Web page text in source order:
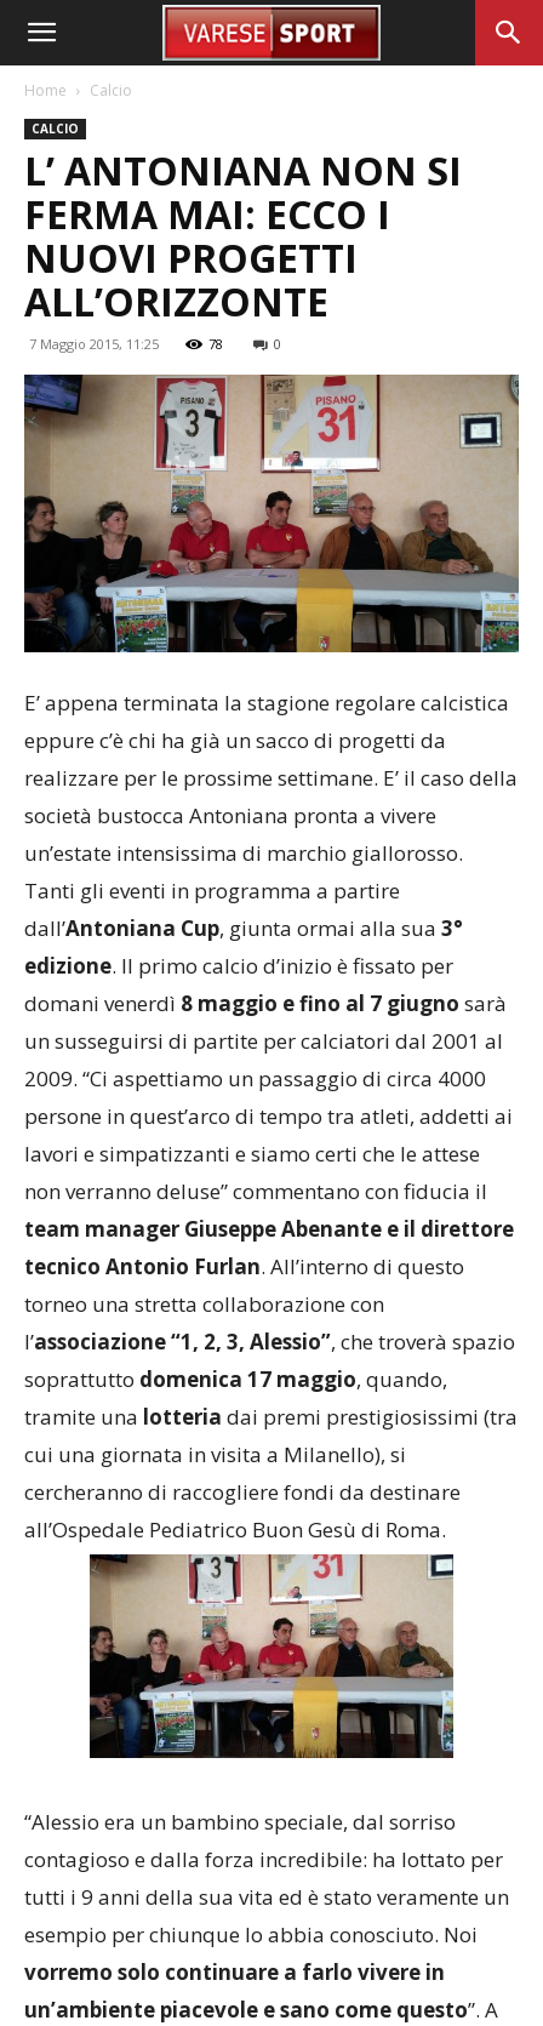
Home Calcio
CALCIO
L’ ANTONIANA NON SI
FERMA MAI: ECCO I
NUOVI PROGETTI
ALL’ORIZZONTE
7 Maggio 2015, 11:25 78 0
E’ appena terminata la stagione regolare calcistica
eppure c’è chi ha già un sacco di progetti da
realizzare per le prossime settimane. E’ il caso della
società bustocca Antoniana pronta a vivere
un’estate intensissima di marchio giallorosso.
Tanti gli eventi in programma a partire
dall’Antoniana Cup, giunta ormai alla sua 3°
edizione. Il primo calcio d’inizio è fissato per
domani venerdì 8 maggio e fino al 7 giugno sarà
un susseguirsi di partite per calciatori dal 2001 al
2009. “Ci aspettiamo un passaggio di circa 4000
persone in quest’arco di tempo tra atleti, addetti ai
lavori e simpatizzanti e siamo certi che le attese
non verranno deluse” commentano con fiducia il
team manager Giuseppe Abenante e il direttore
tecnico Antonio Furlan. All’interno di questo
torneo una stretta collaborazione con
l’associazione “1, 2, 3, Alessio”, che troverà spazio
soprattutto domenica 17 maggio, quando,
tramite una lotteria dai premi prestigiosissimi (tra
cui una giornata in visita a Milanello), si
cercheranno di raccogliere fondi da destinare
all’Ospedale Pediatrico Buon Gesù di Roma.
“Alessio era un bambino speciale, dal sorriso
contagioso e dalla forza incredibile: ha lottato per
tutti i 9 anni della sua vita ed è stato veramente un
esempio per chiunque lo abbia conosciuto. Noi
vorremo solo continuare a farlo vivere in
un’ambiente piacevole e sano come questo”. A